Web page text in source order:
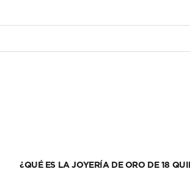
¿QUÉ ES LA JOYERÍA DE ORO DE 18